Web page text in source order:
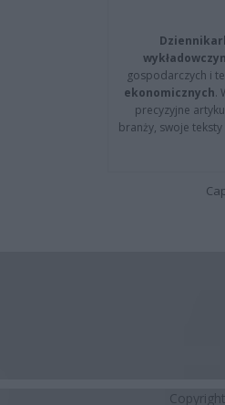
gospodarczych i
ekonomicznych.
precyzyjne
branży, swoje